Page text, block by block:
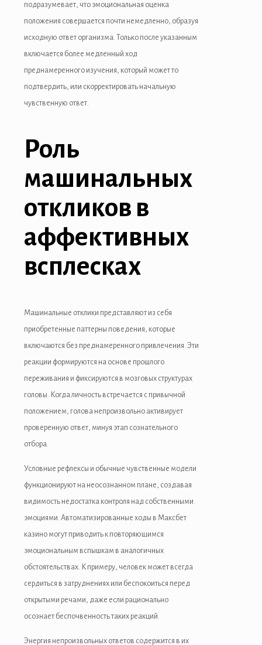
panel
satın al
panel
giriş
bonusu
youtube mp3 downloader
giriş
подразумевает, что эмоциональная оценка
положения совершается почти немедленно, образуя
исходную ответ организма. Только после указанным
включается более медленный ход
преднамеренного изучения, который может то
подтвердить, или скорректировать начальную
чувственную ответ.
Роль
машинальных
откликов в
аффективных
всплесках
Машинальные отклики представляют из себя
приобретенные паттерны поведения, которые
включаются без преднамеренного привлечения. Эти
реакции формируются на основе прошлого
переживания и фиксируются в мозговых структурах
головы. Когда личность встречается с привычной
положением, голова непроизвольно активирует
проверенную ответ, минуя этап сознательного
отбора.
Условные рефлексы и обычные чувственные модели
функционируют на неосознанном плане, создавая
видимость недостатка контроля над собственными
эмоциями. Автоматизированные ходы в Максбет
казино могут приводить к повторяющимся
эмоциональным вспышкам в аналогичных
обстоятельствах. К примеру, человек может всегда
сердиться в затруднениях или беспокоиться перед
открытыми речами, даже если рационально
осознает беспочвенность таких реакций.
Энергия непроизвольных ответов содержится в их